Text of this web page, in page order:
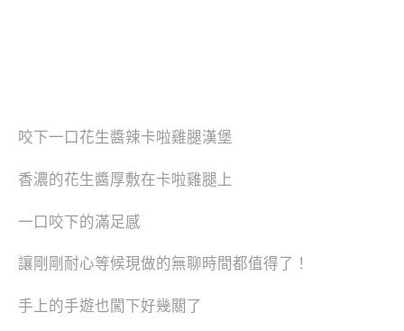
咬下一口花生醬辣卡啦雞腿漢堡
香濃的花生醬厚敷在卡啦雞腿上
一口咬下的滿足感
讓剛剛耐心等候現做的無聊時間都值得了！
手上的手遊也闖下好幾關了